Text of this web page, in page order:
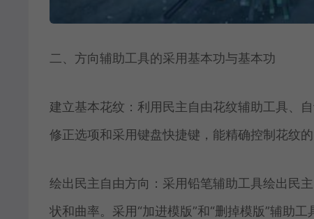
二、方向辅助工具的采用基本功与基本功
建立基本花纹：利用民主自由花纹辅助工具、
修正选项和采用键盘快捷键，能精确控制花纹的
绘出民主自由方向：采用铅笔辅助工具绘出民
状和曲率。采用“加进模版”和“删掉模版”辅助工